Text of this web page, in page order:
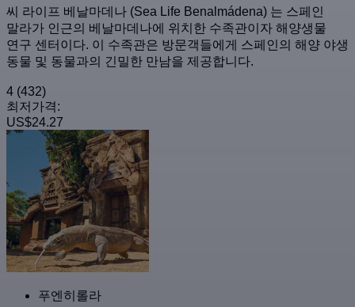
씨 라이프 베날마데나 (Sea Life Benalmádena) 는 스페인
말라가 인근의 베날마데나에 위치한 수족관이자 해양생물
연구 센터이다. 이 수족관은 방문객들에게 스페인의 해양 야생
동물 및 동물과의 긴밀한 만남을 제공합니다.
4 (432)
최저가격:
US$24.27
푸엔히롤라